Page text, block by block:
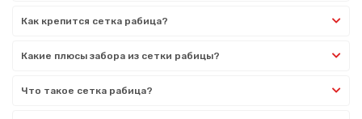
Как крепится сетка рабица?
Какие плюсы забора из сетки рабицы?
Что такое сетка рабица?